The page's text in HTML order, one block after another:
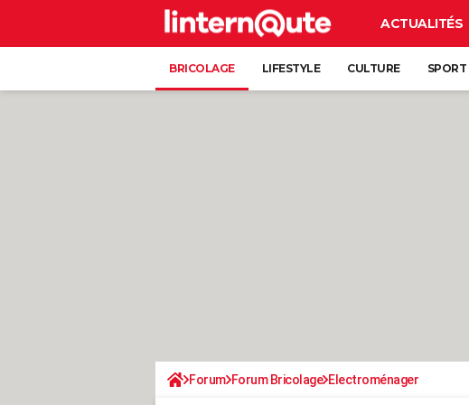
ACTUALITÉS
BRICOLAGE LIFESTYLE CULTURE SPORT
Forum Forum Bricolage Electroménager